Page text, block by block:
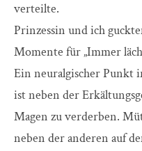
verteilte.
Prinzessin und ich
Momente für „Immer
Ein neuralgischer Punkt
ist neben der
Magen zu verderben.
neben der anderen auf